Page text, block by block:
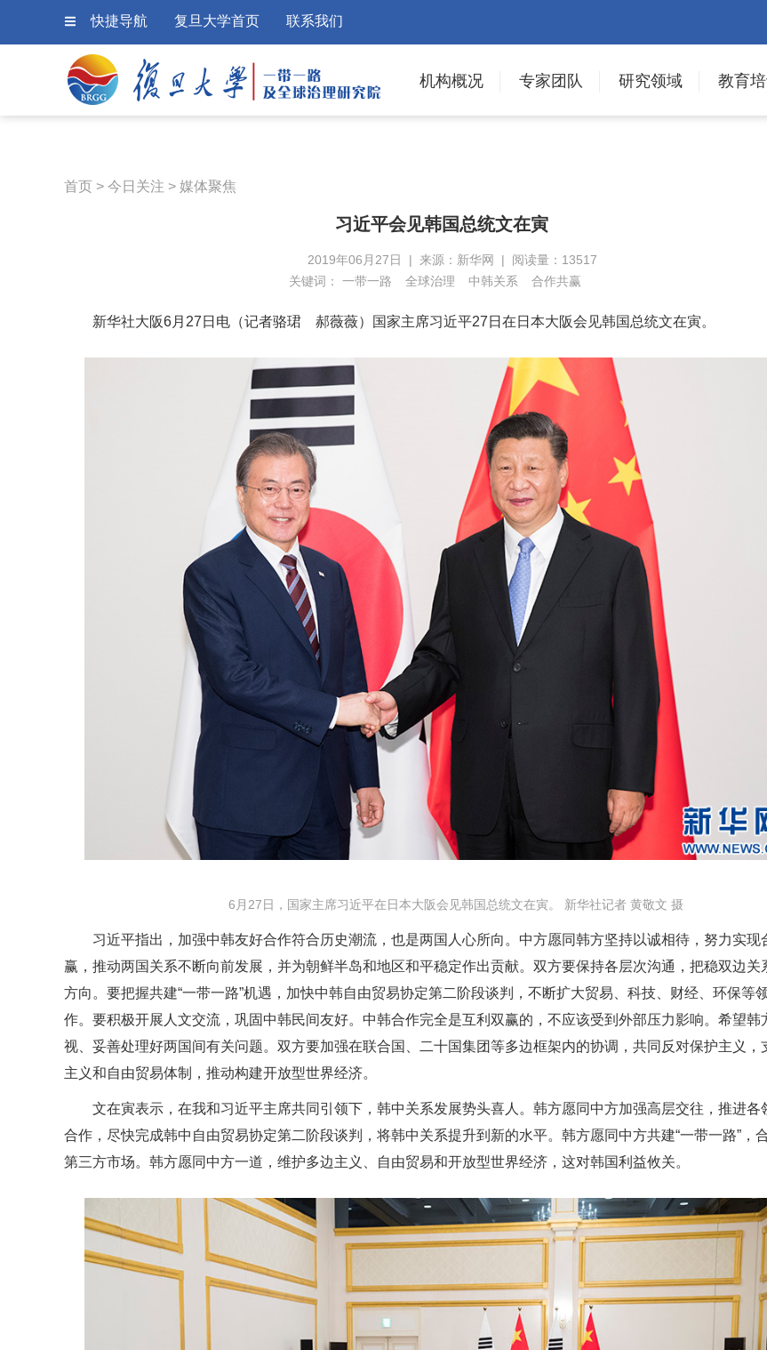
快捷导航 复旦大学首页 联系我们
机构概况 专家团队 研究领域 教育培
首页 > 今日关注 > 媒体聚焦
习近平会见韩国总统文在寅
2019年06月27日 | 来源：新华网 | 阅读量：13517
关键词： 一带一路 全球治理 中韩关系 合作共赢
新华社大阪6月27日电（记者骆珺 郝薇薇）国家主席习近平27日在日本大阪会见韩国总统文在寅。
6月27日，国家主席习近平在日本大阪会见韩国总统文在寅。 新华社记者 黄敬文 摄
习近平指出，加强中韩友好合作符合历史潮流，也是两国人心所向。中方愿同韩方坚持以诚相待，努力实现
赢，推动两国关系不断向前发展，并为朝鲜半岛和地区和平稳定作出贡献。双方要保持各层次沟通，把稳双边关
方向。要把握共建“一带一路”机遇，加快中韩自由贸易协定第二阶段谈判，不断扩大贸易、科技、财经、环保等
作。要积极开展人文交流，巩固中韩民间友好。中韩合作完全是互利双赢的，不应该受到外部压力影响。希望韩
视、妥善处理好两国间有关问题。双方要加强在联合国、二十国集团等多边框架内的协调，共同反对保护主义，
主义和自由贸易体制，推动构建开放型世界经济。
文在寅表示，在我和习近平主席共同引领下，韩中关系发展势头喜人。韩方愿同中方加强高层交往，推进各
合作，尽快完成韩中自由贸易协定第二阶段谈判，将韩中关系提升到新的水平。韩方愿同中方共建“一带一路”，
第三方市场。韩方愿同中方一道，维护多边主义、自由贸易和开放型世界经济，这对韩国利益攸关。